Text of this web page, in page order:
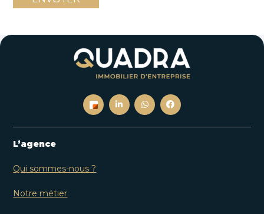
L’agence
Qui sommes-nous ?
Notre métier